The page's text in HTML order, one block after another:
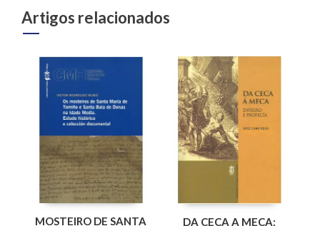
Artigos relacionados
MOSTEIRO DE SANTA
DA CECA A MECA: